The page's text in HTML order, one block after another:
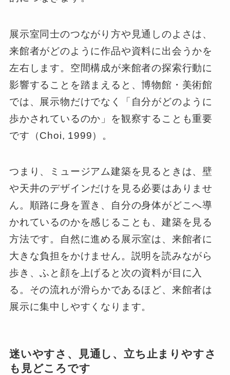
展示室同士のつながり方や見通しのよさは、
来館者がどのように作品や資料に出会うかを
左右します。空間構成が来館者の探索行動に
影響することを踏まえると、博物館・美術館
では、展示物だけでなく「自分がどのように
歩かされているのか」を観察することも重要
です（Choi, 1999）。
つまり、ミュージアム建築を見るときは、壁
や天井のデザインだけを見る必要はありませ
ん。順路に身を置き、自分の身体がどこへ導
かれているのかを感じることも、建築を見る
方法です。自然に進める展示室は、来館者に
大きな負担をかけません。説明を読みながら
歩き、ふと顔を上げると次の資料が目に入
る。その流れが滑らかであるほど、来館者は
展示に集中しやすくなります。
迷いやすさ、見通し、立ち止まりやすさ
も見どころです